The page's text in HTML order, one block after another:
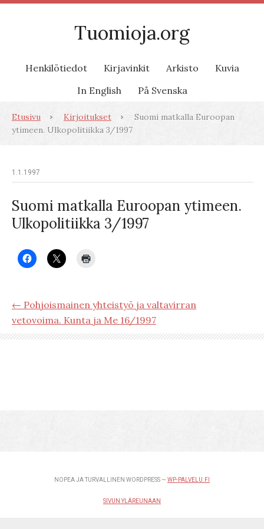
Tuomioja.org
Henkilötiedot Kirjavinkit Arkisto
Kuvia
In English
På Svenska
Etusivu Kirjoitukset
Suomi matkalla Euroopan
ytimeen. Ulkopolitiikka 3/1997
1.1.1997
Suomi matkalla Euroopan ytimeen.
Ulkopolitiikka 3/1997
← Pohjoismainen yhteistyö ja valtavirran
vetovoima. Kunta ja Me 16/1997
NOPEA JA TURVALLINEN WORDPRESS — WP-PALVELU.FI
SIVUN YLÄREUNAAN